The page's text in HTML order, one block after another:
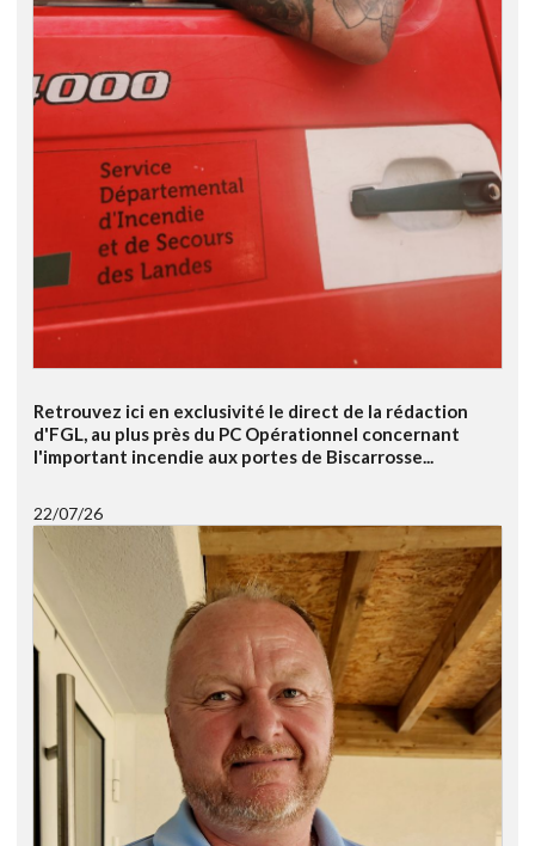
Retrouvez ici en exclusivité le direct de la rédaction
d'FGL, au plus près du PC Opérationnel concernant
l'important incendie aux portes de Biscarrosse...
22/07/26